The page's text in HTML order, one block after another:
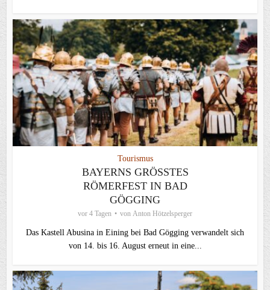
Tourismus
BAYERNS GRÖSSTES R
ÖMERFEST IN BAD G
ÖGGING
vor 4 Tagen von Anton Hötzelsperger
Das Kastell Abusina in Eining bei Bad Gögging verwandelt sich
von 14. bis 16. August erneut in eine...